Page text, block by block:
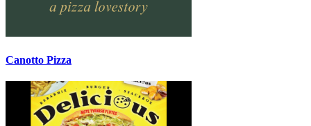
Canotto Pizza